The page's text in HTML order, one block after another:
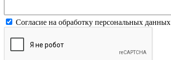
Согласие на обработку персональных данных